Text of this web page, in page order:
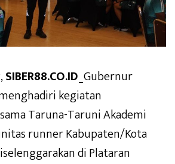
SIBER88.CO.ID_Gubernur
kegiatan
Taruna-Taruni Akademi
runner Kabupaten/Kota
di Plataran